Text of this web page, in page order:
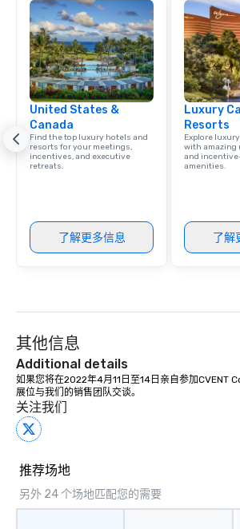
United States &
Canada
Find the top luxury hotels and
resorts for your meetings,
incentives, and executive
retreats.
了解更多信息
Luxury
Resorts
Explore
with amazing
and
amenities.
了解
其他信息
Additional details
如果您将在2022年4月11日至14日亲自参加CVENT
展位与我们的销售团队交谈。
关注我们
推荐场地
另外 24 个场地匹配您的需要